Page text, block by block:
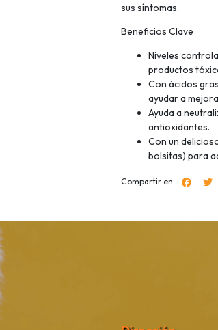
sus síntomas.
Beneficios Clave
Niveles
productos
Con ácidos
ayudar a
Ayuda a
antioxidantes.
Con un
bolsitas) para
Compartir en: